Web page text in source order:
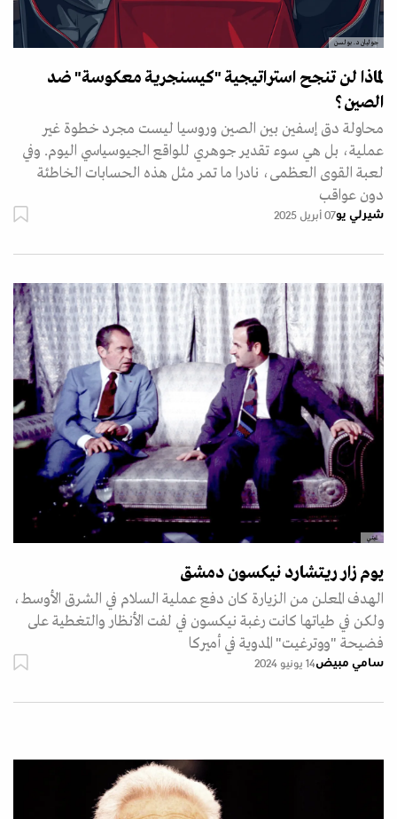
جوليان د. بولسن
لماذا لن تنجح استراتيجية "كيسنجرية معكوسة" ضد
الصين؟
محاولة دق إسفين بين الصين وروسيا ليست مجرد خطوة غير
عملية، بل هي سوء تقدير جوهري للواقع الجيوسياسي اليوم. وفي
لعبة القوى العظمى، نادرا ما تمر مثل هذه الحسابات الخاطئة
دون عواقب
شيرلي يو07 أبريل 2025
غيتي
يوم زار ريتشارد نيكسون دمشق
الهدف المعلن من الزيارة كان دفع عملية السلام في الشرق الأوسط،
ولكن في طياتها كانت رغبة نيكسون في لفت الأنظار والتغطية على
فضيحة "ووترغيت" المدوية في أميركا
سامي مبيض14 يونيو 2024